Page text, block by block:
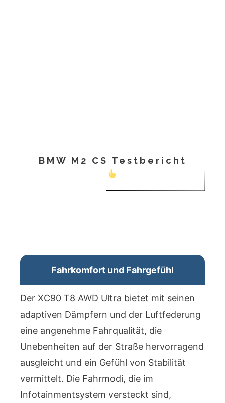
BMW M2 CS Testbericht
Fahrkomfort und Fahrgefühl
Der XC90 T8 AWD Ultra bietet mit seinen
adaptiven Dämpfern und der Luftfederung
eine angenehme Fahrqualität, die
Unebenheiten auf der Straße hervorragend
ausgleicht und ein Gefühl von Stabilität
vermittelt. Die Fahrmodi, die im
Infotainmentsystem versteckt sind,